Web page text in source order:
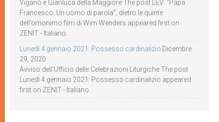
Viganò e Gianluca della Maggiore The post LEV: “Papa
Francesco. Un uomo di parola”, dietro le quinte
dell’omonimo film di Wim Wenders appeared first on
ZENIT - Italiano.
Lunedì 4 gennaio 2021: Possesso cardinalizio Dicembre
29, 2020
Avviso dell’Ufficio delle Celebrazioni Liturgiche The post
Lunedì 4 gennaio 2021: Possesso cardinalizio appeared
first on ZENIT - Italiano.